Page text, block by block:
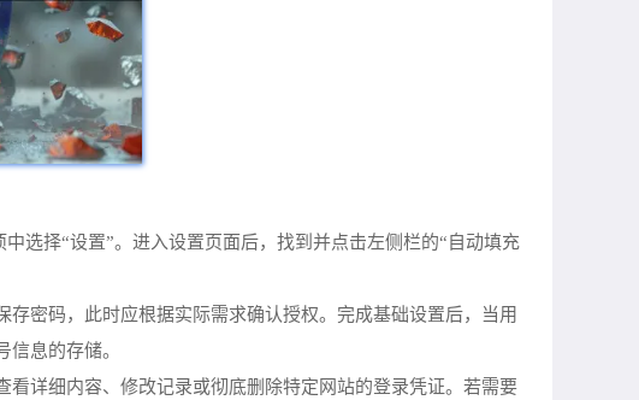
选择“设置”。进入设置页面后，找到并点击左侧栏的“自动填充
密码，此时应根据实际需求确认授权。完成基础设置后，当用
息的存储。
详细内容、修改记录或彻底删除特定网站的登录凭证。若需要